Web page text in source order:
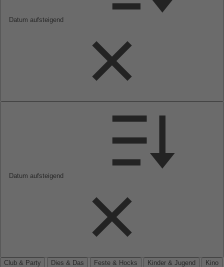
Datum aufsteigend
Datum aufsteigend
Club & Party Dies & Das Feste & Hocks Kinder & Jugend
Kino